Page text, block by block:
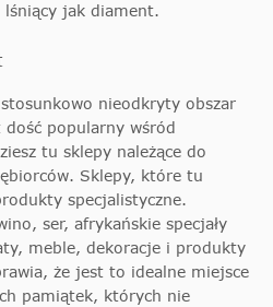
jak diament.
nieodkryty obszar
popularny wśród
tu sklepy należące do
Sklepy, które tu
specjalistyczne.
ser, afrykańskie specjały
meble, dekoracje i produkty
że jest to idealne miejsce
pamiątek, których nie